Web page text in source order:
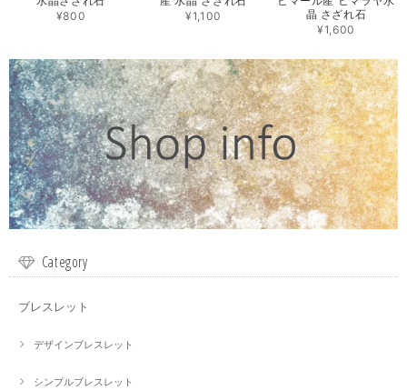
¥800
¥1,100
晶 さざれ石
¥1,600
Category
ブレスレット
デザインブレスレット
シンプルブレスレット